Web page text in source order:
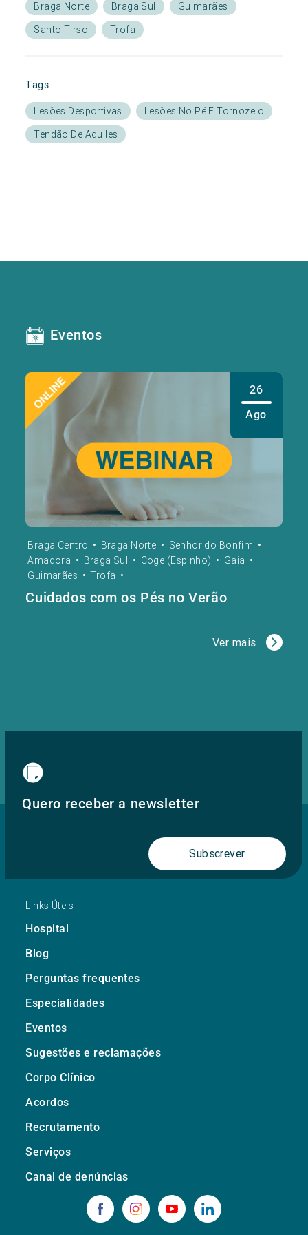
Braga Norte Braga Sul
Guimarães
Santo Tirso
Trofa
Tags
Lesões Desportivas
Lesões No Pé E Tornozelo
Tendão De Aquiles
Eventos
26
Ago
Braga Centro • Braga Norte • Senhor do Bonfim •
Amadora • Braga Sul • Coge (Espinho) • Gaia •
Guimarães • Trofa •
Cuidados com os Pés no Verão
Ver mais
Quero receber a newsletter
Subscrever
Links Úteis
Hospital
Blog
Perguntas frequentes
Especialidades
Eventos
Sugestões e reclamações
Corpo Clínico
Acordos
Recrutamento
Serviços
Canal de denúncias